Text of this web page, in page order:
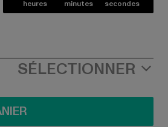
heures minutes secondes
SÉLECTIONNER